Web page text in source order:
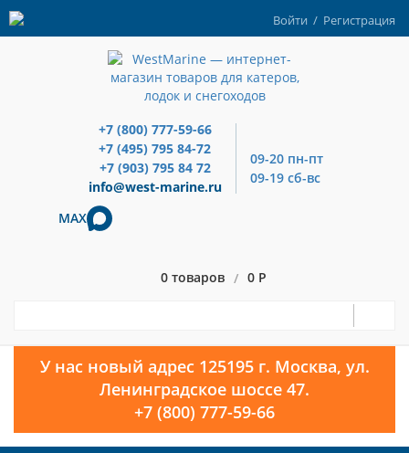
Войти / Регистрация
+7 (800) 777-59-66
+7 (495) 795 84-72
+7 (903) 795 84 72
info@west-marine.ru
09-20 пн-пт
09-19 сб-вс
MAX
0 товаров / 0 Р
У нас новый адрес 125195 г. Москва, ул.
Ленинградское шоссе 47.
+7 (800) 777-59-66